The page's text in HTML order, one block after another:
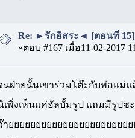
Re: ►รักอิสระ◄ [ตอนที่ 15]
«ตอบ #167 เมื่อ11-02-2017
นฝ่ายนั้นเขาร่วมโต๊ะกับพ่อแม่
เพิ่งเห็นแค่อัลบั้มรูป แถมมีรูปช
ายยยยยยยยยยยยยยยยยยยยยย